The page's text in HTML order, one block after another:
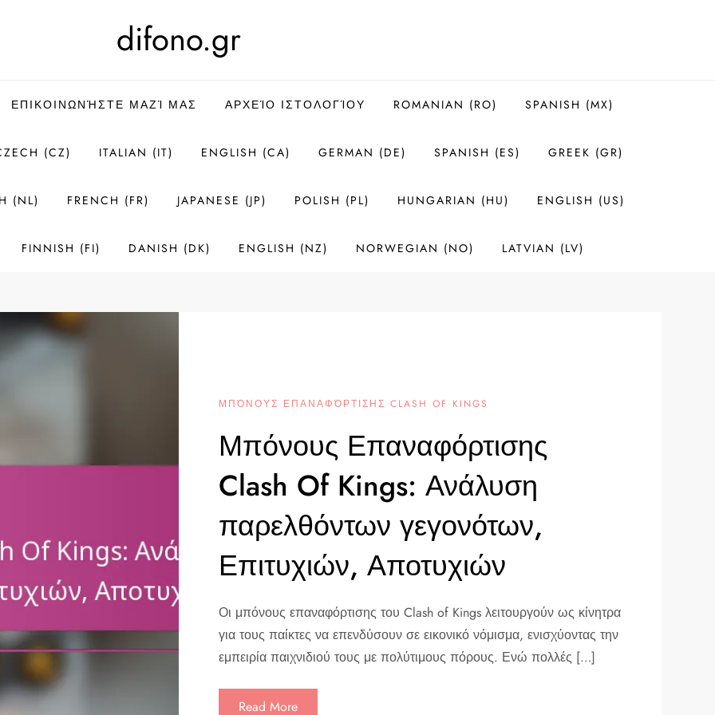
difono.gr
ΕΠΙΚΟΙΝΩΝΉΣΤΕ ΜΑΖΊ ΜΑΣ ΑΡΧΕΊΟ ΙΣΤΟΛΟΓΊΟΥ ROMANIAN (RO) SPANISH (MX)
(CZ) ITALIAN (IT) ENGLISH (CA) GERMAN (DE) SPANISH (ES) GREEK (GR)
(NL) FRENCH (FR) JAPANESE (JP) POLISH (PL) HUNGARIAN (HU) ENGLISH (US)
FINNISH (FI) DANISH (DK) ENGLISH (NZ) NORWEGIAN (NO) LATVIAN (LV)
ΜΠΌΝΟΥΣ ΕΠΑΝΑΦΌΡΤΙΣΗΣ CLASH OF KINGS
Μπόνους Επαναφόρτισης
Clash Of Kings: Ανάλυση
παρελθόντων γεγονότων,
Επιτυχιών, Αποτυχιών
Οι μπόνους επαναφόρτισης του Clash of Kings λειτουργούν ως κίνητρα
για τους παίκτες να επενδύσουν σε εικονικό νόμισμα, ενισχύοντας την
εμπειρία παιχνιδιού τους με πολύτιμους πόρους. Ενώ πολλές […]
Read More